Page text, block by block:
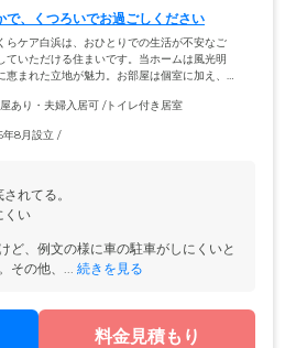
で、くつろいでお過ごしください
らケア白浜は、おひとりでの生活が不安なご
ていただける住まいです。当ホームは風光明
まれた立地が魅力。お部屋は個室に加え、
で、ライフスタイルに合わせてお好きなタ
でくつろげる個浴に加え、大浴場もご用意し
あり・夫婦入居可 /トイレ付き居室
年8月設立 /
れてる。
くい
ど、例文の様に車の駐車がしにくいと
その他、... 続きを見る
料金見積もり